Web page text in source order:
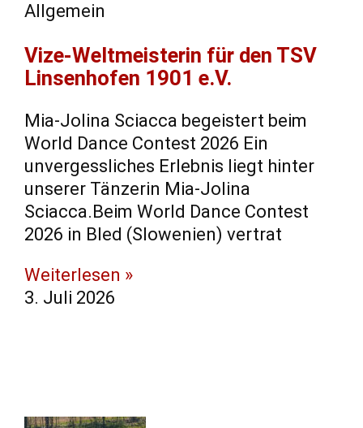
Allgemein
Vize-Weltmeisterin für den TSV
Linsenhofen 1901 e.V.
Mia-Jolina Sciacca begeistert beim
World Dance Contest 2026 Ein
unvergessliches Erlebnis liegt hinter
unserer Tänzerin Mia-Jolina
Sciacca.Beim World Dance Contest
2026 in Bled (Slowenien) vertrat
Weiterlesen »
3. Juli 2026